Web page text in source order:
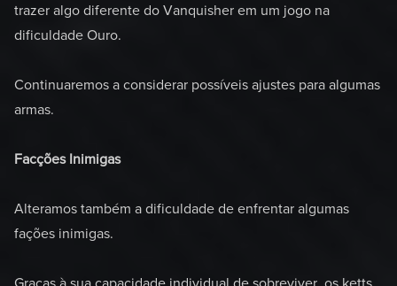
trazer algo diferente do Vanquisher em um jogo na
dificuldade Ouro.
Continuaremos a considerar possíveis ajustes para algumas
armas.
Facções Inimigas
Alteramos também a dificuldade de enfrentar algumas
fações inimigas.